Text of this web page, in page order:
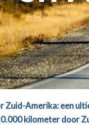
Zuid-Amerika: een
kilometer door